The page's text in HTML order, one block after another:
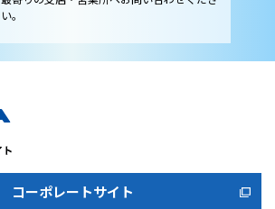
い。
コーポレートサイト